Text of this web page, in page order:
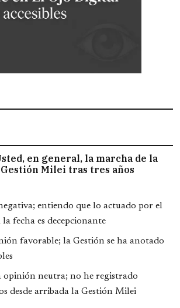
en general, la marcha de la
Milei tras tres años
entiendo que lo actuado por el
fecha es decepcionante
favorable; la Gestión se ha anotado
neutra; no he registrado
desde arribada la Gestión Milei